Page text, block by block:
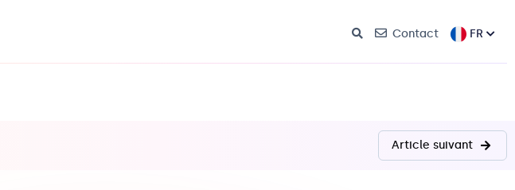
Contact FR
Article suivant